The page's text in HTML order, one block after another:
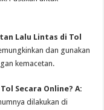
Lalu Lintas di Tol
dan gunakan
kemacetan.
Secara Online? A:
dilakukan di